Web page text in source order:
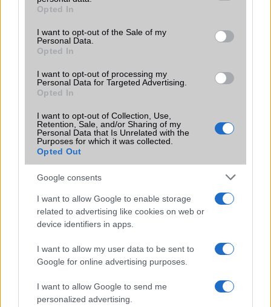
grant or deny consent to Google and its third-party tags to
use your data for below specified purposes in below Google
consent section.
Opted In
I want to opt-out of the Sale of my
Personal Data.
Opted In
I want to opt-out of processing my
Personal Data for Targeted Advertising.
Opted In
I want to opt-out of Collection, Use,
Retention, Sale, and/or Sharing of my
Personal Data that Is Unrelated with the
Purposes for which it was collected.
Opted Out
Google consents
I want to allow Google to enable storage
related to advertising like cookies on web or
device identifiers in apps.
I want to allow my user data to be sent to
Google for online advertising purposes.
I want to allow Google to send me
personalized advertising.
Motorola
Samsung
Xiaomi
ZTE
Mennyibe kerül
Keressen a telefonboltok ajánlatai között!